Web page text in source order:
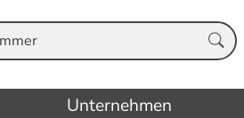
Unternehmen